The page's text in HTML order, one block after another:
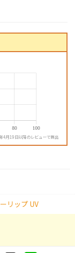
4月19日以降のレビューで算出
リップ UV